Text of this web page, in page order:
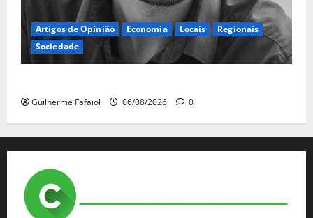
Artigos de Opinião Economia Locais
Regionais
Sociedade
Guilherme Fafaiol 06/08/2026 0